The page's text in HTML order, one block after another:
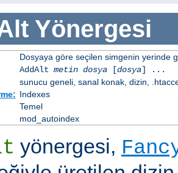
Yönergesi
Dosyaya göre seçilen simgenin yerinde
AddAlt metin dosya[dosya] ...
sunucu geneli, sanal konak, dizin,
Indexes
Temel
mod_autoindex
yönergesi,